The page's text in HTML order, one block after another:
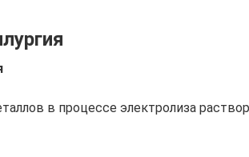
в процессе электролиза